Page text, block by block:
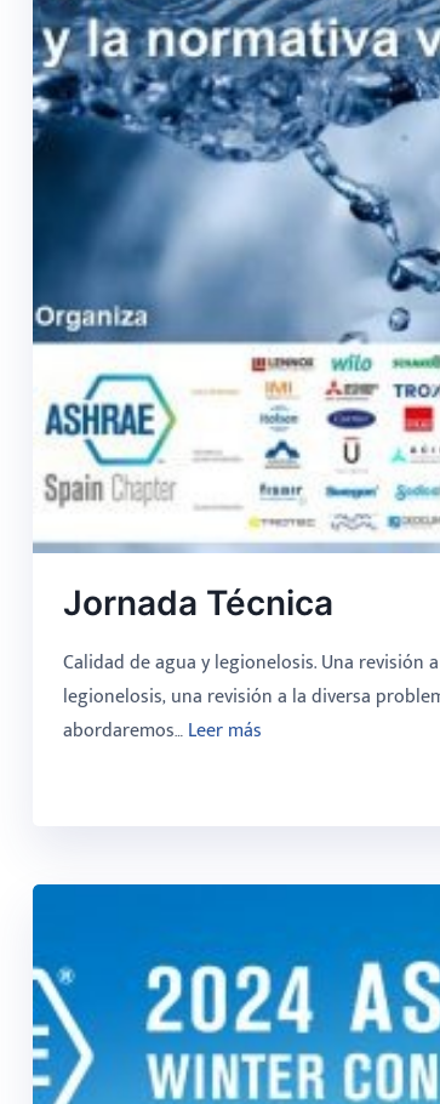
Jornada Técnica
Calidad de agua y legionelosis. Una
legionelosis, una revisión a la diversa
abordaremos…Leer más